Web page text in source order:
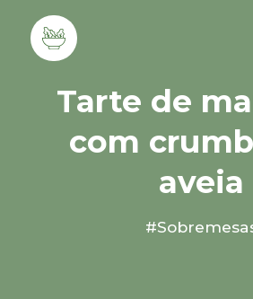
Tarte de
com
aveia